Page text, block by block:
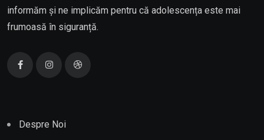
informăm și ne implicăm pentru că adolescența este mai
frumoasă în siguranță.
Despre Noi